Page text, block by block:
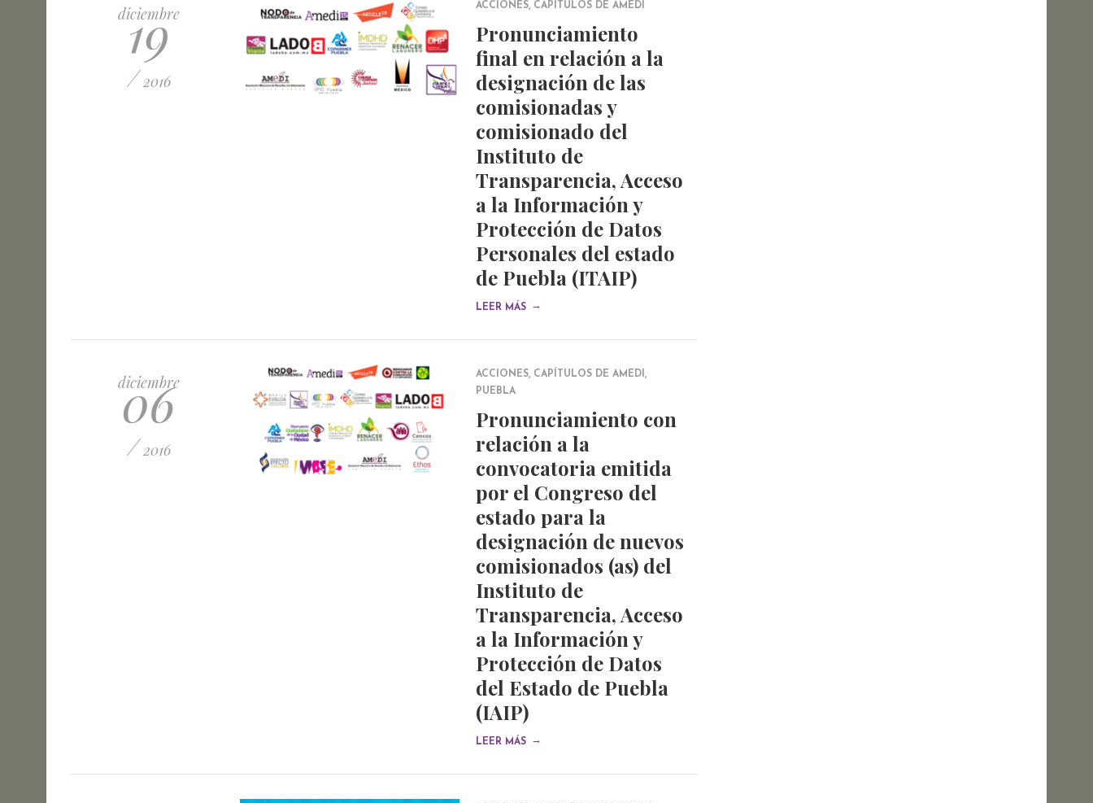
diciembre
19
/ 2016
ACCIONES, CAPÍTULOS DE AMEDI
Pronunciamiento
final en relación a la
designación de las
comisionadas y
comisionado del
Instituto de
Transparencia, Acceso
a la Información y
Protección de Datos
Personales del estado
de Puebla (ITAIP)
LEER MÁS →
diciembre
06
/ 2016
ACCIONES, CAPÍTULOS DE AMEDI ,
PUEBLA
Pronunciamiento con
relación a la
convocatoria emitida
por el Congreso del
estado para la
designación de nuevos
comisionados (as) del
Instituto de
Transparencia, Acceso
a la Información y
Protección de Datos
del Estado de Puebla
(IAIP)
LEER MÁS →